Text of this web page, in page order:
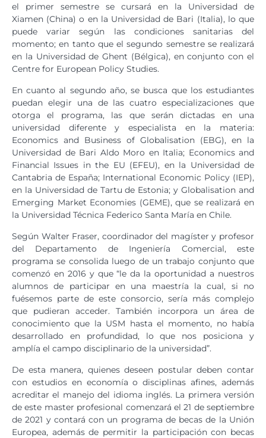
el primer semestre se cursará en la Universidad de
Xiamen (China) o en la Universidad de Bari (Italia), lo que
puede variar según las condiciones sanitarias del
momento; en tanto que el segundo semestre se realizará
en la Universidad de Ghent (Bélgica), en conjunto con el
Centre for European Policy Studies.
En cuanto al segundo año, se busca que los estudiantes
puedan elegir una de las cuatro especializaciones que
otorga el programa, las que serán dictadas en una
universidad diferente y especialista en la materia:
Economics and Business of Globalisation (EBG), en la
Universidad de Bari Aldo Moro en Italia; Economics and
Financial Issues in the EU (EFEU), en la Universidad de
Cantabria de España; International Economic Policy (IEP),
en la Universidad de Tartu de Estonia; y Globalisation and
Emerging Market Economies (GEME), que se realizará en
la Universidad Técnica Federico Santa María en Chile.
Según Walter Fraser, coordinador del magíster y profesor
del Departamento de Ingeniería Comercial, este
programa se consolida luego de un trabajo conjunto que
comenzó en 2016 y que “le da la oportunidad a nuestros
alumnos de participar en una maestría la cual, si no
fuésemos parte de este consorcio, sería más complejo
que pudieran acceder. También incorpora un área de
conocimiento que la USM hasta el momento, no había
desarrollado en profundidad, lo que nos posiciona y
amplía el campo disciplinario de la universidad”.
De esta manera, quienes deseen postular deben contar
con estudios en economía o disciplinas afines, además
acreditar el manejo del idioma inglés. La primera versión
de este master profesional comenzará el 21 de septiembre
de 2021 y contará con un programa de becas de la Unión
Europea, además de permitir la participación con becas